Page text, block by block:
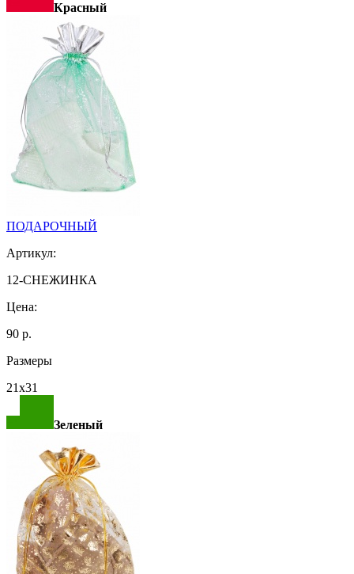
Красный
ПОДАРОЧНЫЙ
Артикул:
12-СНЕЖИНКА
Цена:
90 р.
Размеры
21х31
Зеленый